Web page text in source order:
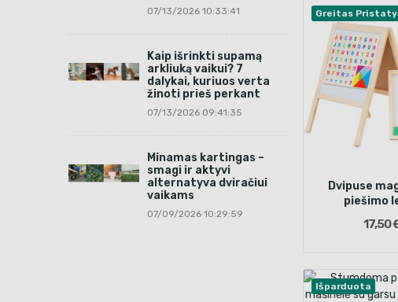
07/13/2026 10:33:41
Kaip išrinkti supamą
arkliuką vaikui? 7
dalykai, kuriuos verta
žinoti prieš perkant
07/13/2026 09:41:35
Minamas kartingas –
smagi ir aktyvi
alternatyva dviračiui
vaikams
07/09/2026 10:29:59
Greitas
Dvipuse
piešimo
17,50
Išparduota